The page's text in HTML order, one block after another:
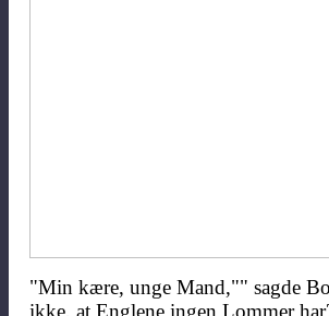
"Min kære, unge Mand,"" sagde
ikke, at Englene ingen Lommer